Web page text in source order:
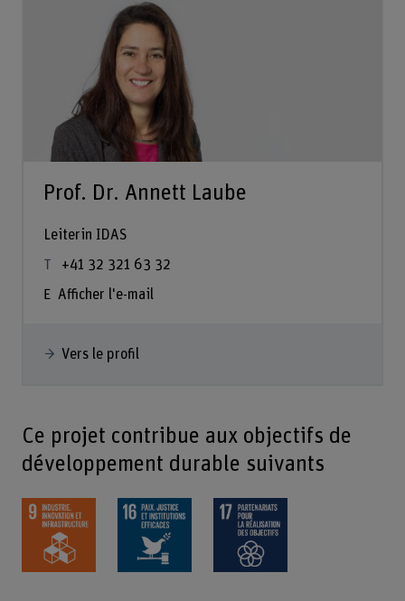
Prof. Dr. Annett Laube
Leiterin IDAS
+41 32 321 63 32
Afficher l'e-mail
Vers le profil
Ce projet contribue aux objectifs de
développement durable suivants